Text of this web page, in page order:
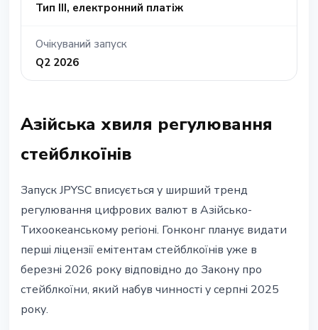
Тип III, електронний платіж
Очікуваний запуск
Q2 2026
Азійська хвиля регулювання
стейблкоїнів
Запуск JPYSC вписується у ширший тренд
регулювання цифрових валют в Азійсько-
Тихоокеанському регіоні. Гонконг планує видати
перші ліцензії емітентам стейблкоїнів уже в
березні 2026 року відповідно до Закону про
стейблкоїни, який набув чинності у серпні 2025
року.